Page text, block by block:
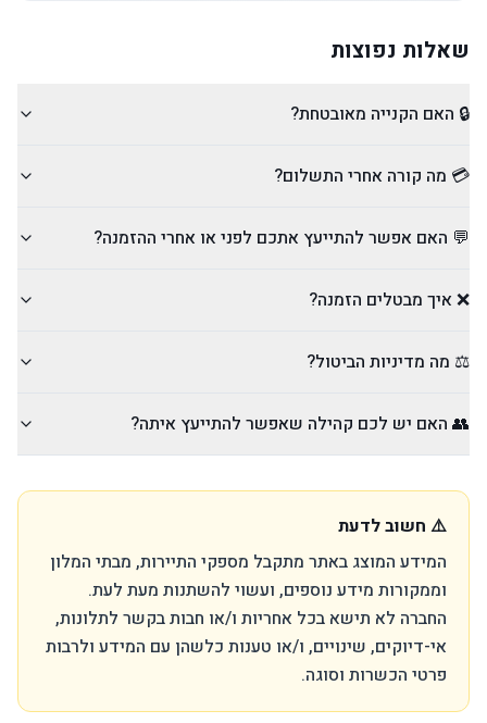
שאלות נפוצות
🔒 האם הקנייה מאובטחת?
💳 מה קורה אחרי התשלום?
💬 האם אפשר להתייעץ אתכם לפני או אחרי ההזמנה?
❌ איך מבטלים הזמנה?
⚖️ מה מדיניות הביטול?
👥 האם יש לכם קהילה שאפשר להתייעץ איתה?
⚠️ חשוב לדעת
המידע המוצג באתר מתקבל מספקי התיירות, מבתי המלון
וממקורות מידע נוספים, ועשוי להשתנות מעת לעת.
החברה לא תישא בכל אחריות ו/או חבות בקשר לתלונות,
אי-דיוקים, שינויים, ו/או טענות כלשהן עם המידע ולרבות
פרטי הכשרות וסוגה.